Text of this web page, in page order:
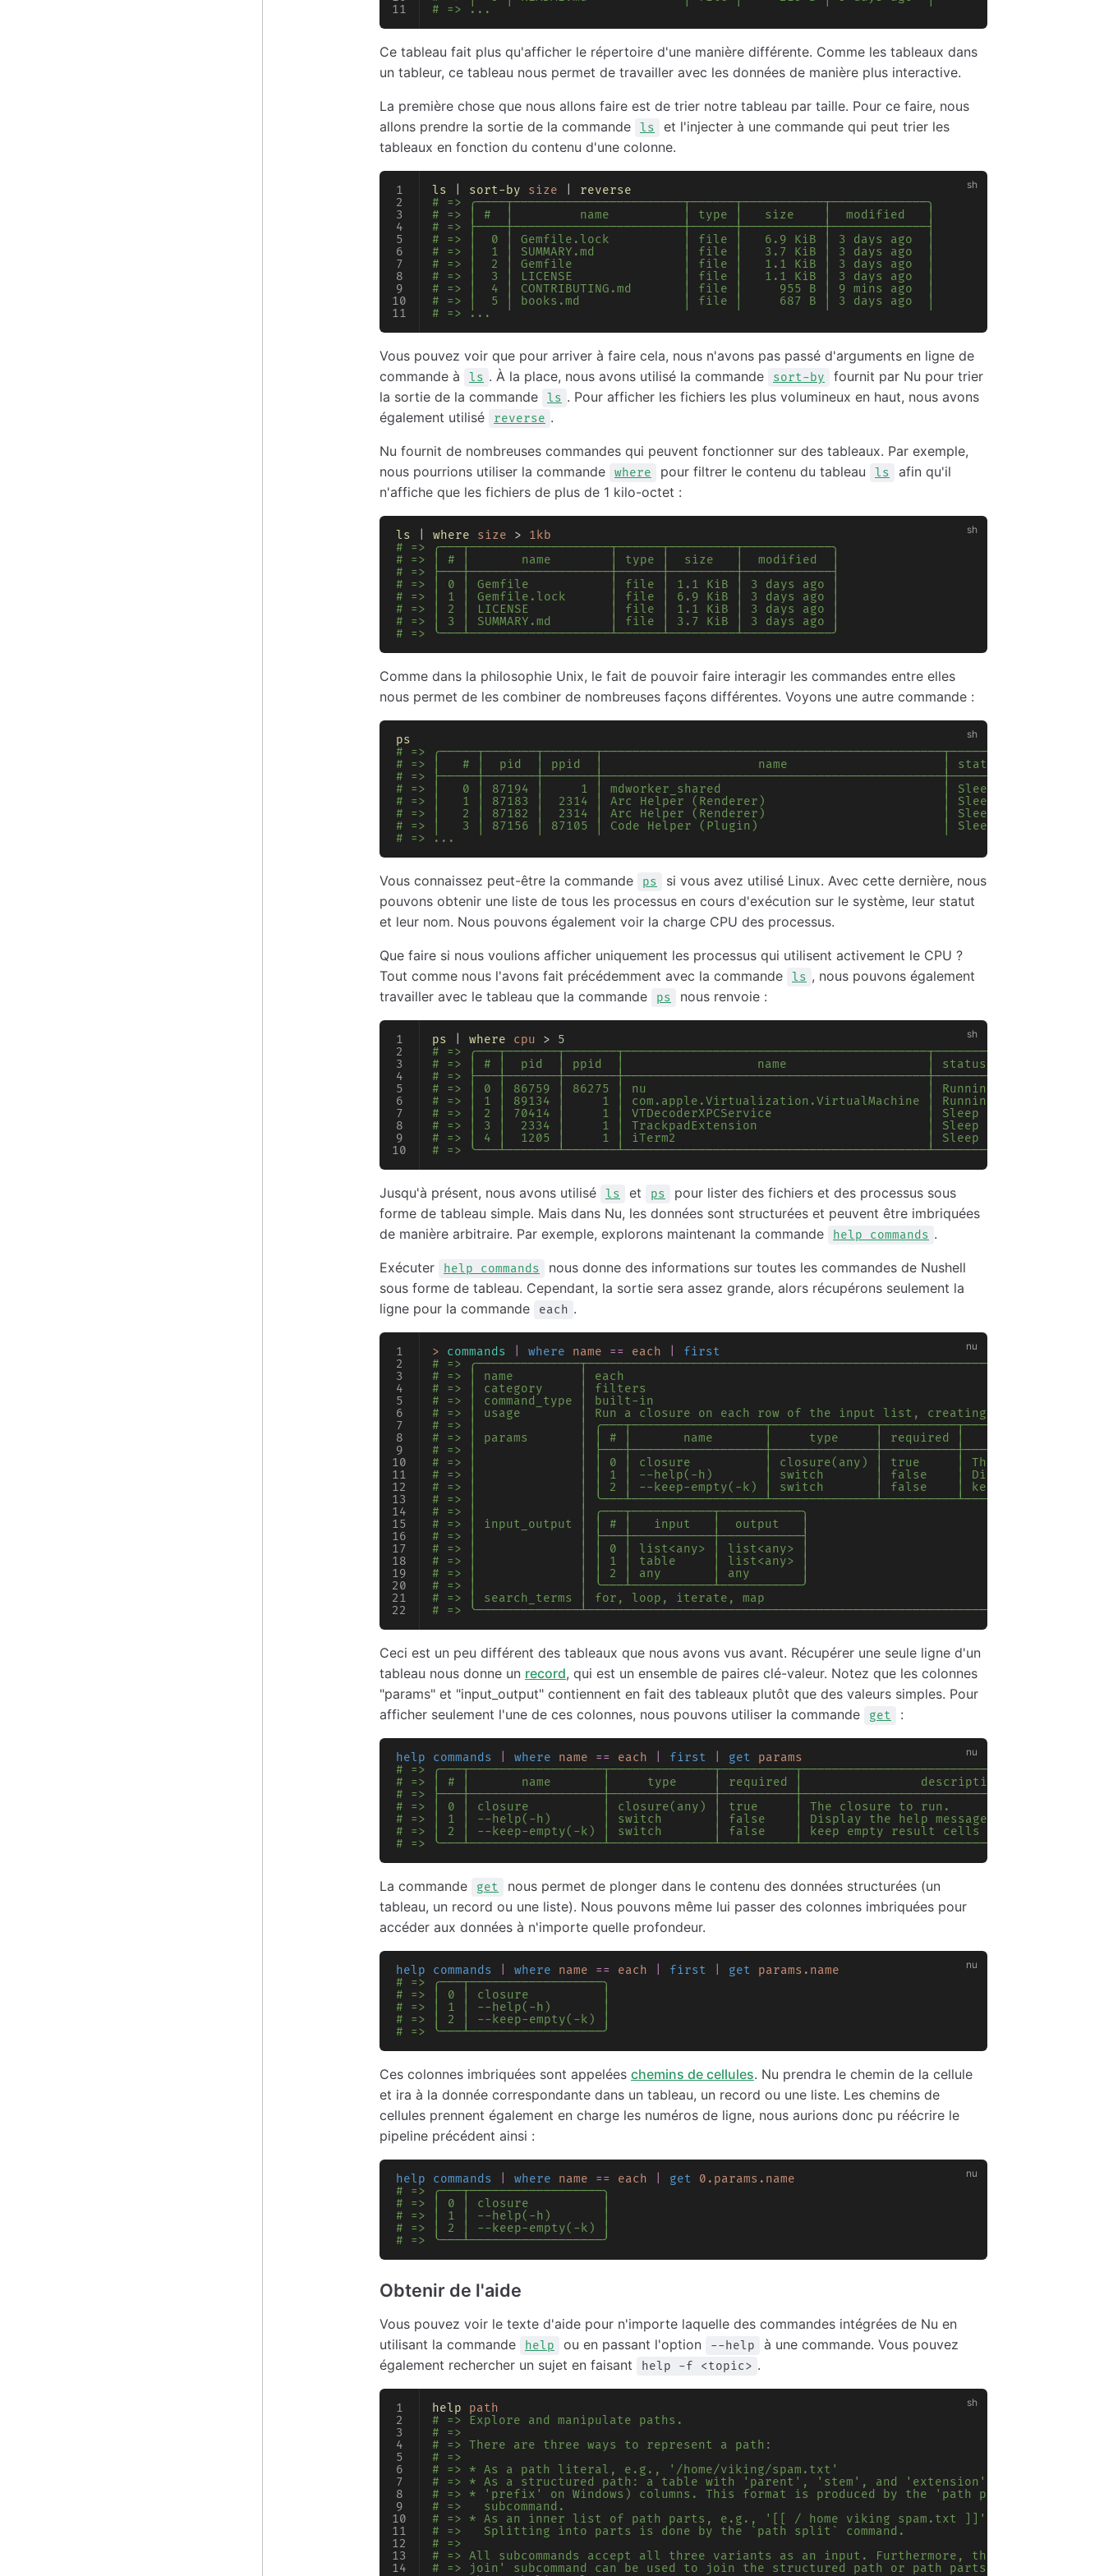
# => ...
Ce tableau fait plus qu'afficher le répertoire d'une manière différente. Comme les tableaux dans
un tableur, ce tableau nous permet de travailler avec les données de manière plus interactive.
La première chose que nous allons faire est de trier notre tableau par taille. Pour ce faire, nous
allons prendre la sortie de la commande
ls
et l'injecter à une commande qui peut trier les
tableaux en fonction du contenu d'une colonne.
ls sort-by size
reverse
# => ╭────┬───────────────────────┬──────┬───────────┬─────────────╮
# => │ #  │         name          │ type │   size    │  modified   │
# => ├────┼───────────────────────┼──────┼───────────┼─────────────┤
# => │  0 │ Gemfile.lock          │ file │   6.9 KiB │ 3 days ago  │
# => │  1 │ SUMMARY.md            │ file │   3.7 KiB │ 3 days ago  │
# => │  2 │ Gemfile               │ file │   1.1 KiB │ 3 days ago  │
# => │  3 │ LICENSE               │ file │   1.1 KiB │ 3 days ago  │
# => │  4 │ CONTRIBUTING.md       │ file │     955 B │ 9 mins ago  │
# => │  5 │ books.md              │ file │     687 B │ 3 days ago  │
# => ...
Vous pouvez voir que pour arriver à faire cela, nous n'avons pas passé d'arguments en ligne de
commande à
ls . À la place, nous avons utilisé la commande sort-by
fournit par Nu pour trier
la sortie de la commande
ls . Pour afficher les fichiers les plus volumineux en haut, nous avons
également utilisé
reverse .
Nu fournit de nombreuses commandes qui peuvent fonctionner sur des tableaux. Par exemple,
nous pourrions utiliser la commande
where pour filtrer le contenu du tableau ls
afin qu'il
n'affiche que les fichiers de plus de 1 kilo-octet :
ls where size > 1kb
# => ╭───┬───────────────────┬──────┬─────────┬────────────╮
# => │ # │       name        │ type │  size   │  modified  │
# => ├───┼───────────────────┼──────┼─────────┼────────────┤
# => │ 0 │ Gemfile           │ file │ 1.1 KiB │ 3 days ago │
# => │ 1 │ Gemfile.lock      │ file │ 6.9 KiB │ 3 days ago │
# => │ 2 │ LICENSE           │ file │ 1.1 KiB │ 3 days ago │
# => │ 3 │ SUMMARY.md        │ file │ 3.7 KiB │ 3 days ago │
# => ╰───┴───────────────────┴──────┴─────────┴────────────╯
Comme dans la philosophie Unix, le fait de pouvoir faire interagir les commandes entre elles
nous permet de les combiner de nombreuses façons différentes. Voyons une autre commande :
ps
# =>
# => │   # │  pid  │ ppid  │                     name                     │ status  │  cpu  │
# =>
# => │   0 │ 87194 │     1 │ mdworker_shared                              │ Sleep   │  0.00 │
# => │   1 │ 87183 │  2314 │ Arc Helper (Renderer)                        │ Sleep   │  0.00 │
# => │   2 │ 87182 │  2314 │ Arc Helper (Renderer)                        │ Sleep   │  0.23 │
# => │   3 │ 87156 │ 87105 │ Code Helper (Plugin)                         │ Sleep   │  0.00 │
# => ...
Vous connaissez peut-être la commande ps
si vous avez utilisé Linux. Avec cette dernière, nous
pouvons obtenir une liste de tous les processus en cours d'exécution sur le système, leur statut
et leur nom. Nous pouvons également voir la charge CPU des processus.
Que faire si nous voulions afficher uniquement les processus qui utilisent activement le CPU ?
Tout comme nous l'avons fait précédemment avec la commande
ls , nous pouvons également
travailler avec le tableau que la commande
ps nous renvoie :
ps where cpu > 5
# =>
# => │ # │  pid  │ ppid  │                  name                   │ status  │  cpu  │
# =>
# => │ 0 │ 86759 │ 86275 │ nu                                      │ Running │  6.27 │  38.7
# => │ 1 │ 89134 │     1 │ com.apple.Virtualization.VirtualMachine │ Running │ 23.92 │
# => │ 2 │ 70414 │     1 │ VTDecoderXPCService                     │ Sleep   │ 19.04 │  17.5
# => │ 3 │  2334 │     1 │ TrackpadExtension                       │ Sleep   │  7.47 │  25.3
# => │ 4 │  1205 │     1 │ iTerm2                                  │ Sleep   │ 11.92 │ 657.2
# =>
Jusqu'à présent, nous avons utilisé ls et ps
pour lister des fichiers et des processus sous
forme de tableau simple. Mais dans Nu, les données sont structurées et peuvent être imbriquées
de manière arbitraire. Par exemple, explorons maintenant la commande
help commands .
Exécuter help commands
nous donne des informations sur toutes les commandes de Nushell
sous forme de tableau. Cependant, la sortie sera assez grande, alors récupérons seulement la
ligne pour la commande
each .
> commands where name == each
first
# =>
# => │ name         │ each
# => │ category     │ filters
# => │ command_type │ built-in
# => │ usage        │ Run a closure on each row of the input list, creating a new list
# => │              │
# => │ params       │ │ # │       name       │     type     │ required │
# => │              │
# => │              │ │ 0 │ closure          │ closure(any) │ true     │ The closure
# => │              │ │ 1 │ --help(-h)       │ switch       │ false    │ Display the help
# => │              │ │ 2 │ --keep-empty(-k) │ switch       │ false    │ keep empty
# => │              │
# => │              │ ╭───┬───────────┬───────────╮
# => │ input_output │ │ # │   input   │  output   │
# => │              │ ├───┼───────────┼───────────┤
# => │              │ │ 0 │ list<any> │ list<any> │
# => │              │ │ 1 │ table     │ list<any> │
# => │              │ │ 2 │ any       │ any       │
# => │              │ ╰───┴───────────┴───────────╯
# => │ search_terms │ for, loop, iterate, map
# =>
Ceci est un peu différent des tableaux que nous avons vus avant. Récupérer une seule ligne d'un
tableau nous donne un record, qui est un ensemble de paires clé-valeur. Notez que les colonnes
"params" et "input_output" contiennent en fait des tableaux plutôt que des valeurs simples. Pour
afficher seulement l'une de ces colonnes, nous pouvons utiliser la commande
get :
help commands where name == each first get params
# =>
# => │ # │       name       │     type     │ required │                description
# =>
# => │ 0 │ closure          │ closure(any) │ true     │ The closure to run.
# => │ 1 │ --help(-h)       │ switch       │ false    │ Display the help message for this
# => │ 2 │ --keep-empty(-k) │ switch       │ false    │ keep empty result cells
# =>
La commande get
nous permet de plonger dans le contenu des données structurées (un
tableau, un record ou une liste). Nous pouvons même lui passer des colonnes imbriquées pour
accéder aux données à n'importe quelle profondeur.
help commands where name == each first get params.name
# => ╭───┬──────────────────╮
# => │ 0 │ closure          │
# => │ 1 │ --help(-h)       │
# => │ 2 │ --keep-empty(-k) │
# => ╰───┴──────────────────╯
Ces colonnes imbriquées sont appelées chemins de cellules. Nu prendra le chemin de la cellule
et ira à la donnée correspondante dans un tableau, un record ou une liste. Les chemins de
cellules prennent également en charge les numéros de ligne, nous aurions donc pu réécrire le
pipeline précédent ainsi :
help commands where name == each get 0.params.name
# => ╭───┬──────────────────╮
# => │ 0 │ closure          │
# => │ 1 │ --help(-h)       │
# => │ 2 │ --keep-empty(-k) │
# => ╰───┴──────────────────╯
Obtenir de l'aide
Vous pouvez voir le texte d'aide pour n'importe laquelle des commandes intégrées de Nu en
utilisant la commande
help ou en passant l'option --help
à une commande. Vous pouvez
également rechercher un sujet en faisant
help -f <topic> .
help path
# => Explore and manipulate paths.
# =>
# => There are three ways to represent a path:
# =>
# => * As a path literal, e.g., '/home/viking/spam.txt'
# => * As a structured path: a table with 'parent', 'stem', and 'extension' (and
# => * 'prefix' on Windows) columns. This format is produced by the 'path parse'
# =>   subcommand.
# => * As an inner list of path parts, e.g., '[[ / home viking spam.txt ]]'.
# =>   Splitting into parts is done by the `path split` command.
# =>
# => All subcommands accept all three variants as an input. Furthermore, the 'path
# => join' subcommand can be used to join the structured path or path parts back into